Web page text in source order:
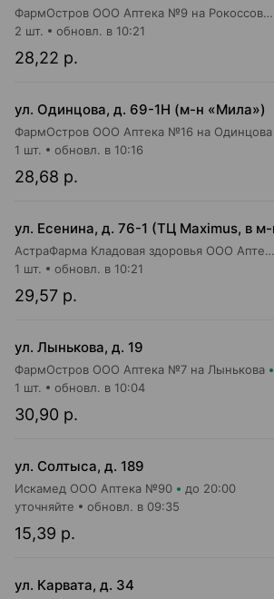
ФармОстров ООО Аптека №9 на Рокоссовского
28,22 р.
2 шт. обновл. в 10:21
ул. Одинцова, д. 69-1Н (м-н «Мила»)
ФармОстров ООО Аптека №16 на Одинцова
28,68 р.
1 шт. обновл. в 10:16
АстраФарма Кладовая здоровья ООО Аптека №9
29,57 р.
1 шт. обновл. в 10:21
ул. Лынькова, д. 19
ФармОстров ООО Аптека №7 на Лынькова
30,90 р.
1 шт. обновл. в 10:04
ул. Солтыса, д. 189
Искамед ООО Аптека №90 до 20:00
15,39 р.
уточняйте обновл. в 09:35
ул. Карвата, д. 34